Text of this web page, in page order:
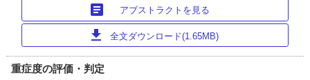
article アブストラクトを見る
download 全文ダウンロード(1.65MB)
重症度の評価・判定